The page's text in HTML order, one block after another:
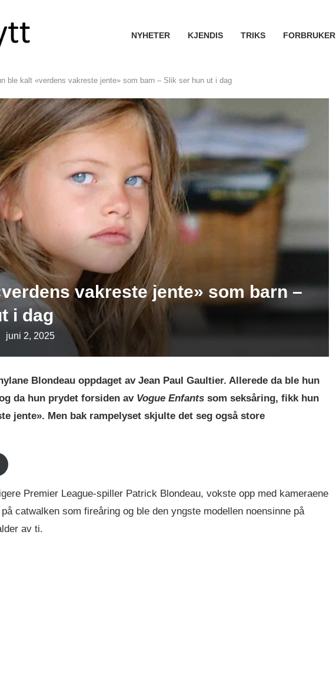
NYHETER KJENDIS TRIKS FORBRUKER
ble kalt «verdens vakreste jente» som barn – Slik ser hun ut i dag
vakreste jente» som barn –
i dag
juni 2, 2025
Blondeau oppdaget av Jean Paul Gaultier. Allerede da ble hun
da hun prydet forsiden av Vogue Enfants som seksåring, fikk hun
jente». Men bak rampelyset skjulte det seg også store
Premier League-spiller Patrick Blondeau, vokste opp med kameraene
catwalken som fireåring og ble den yngste modellen noensinne på
av ti.